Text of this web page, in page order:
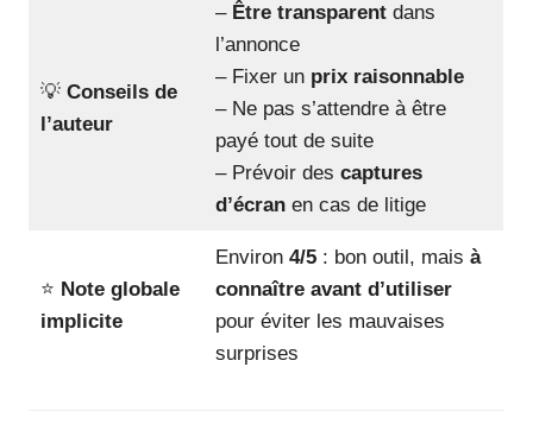
💡 Conseils de
l’auteur
– Être transparentdans
l’annonce
– Fixer un prix raisonnable
– Ne pas s’attendre à être
payé tout de suite
– Prévoir des captures
d’écranen cas de litige
⭐ Note globale
implicite
Environ 4/5: bon outil, mais à
connaître avant d’utiliser
pour éviter les mauvaises
surprises